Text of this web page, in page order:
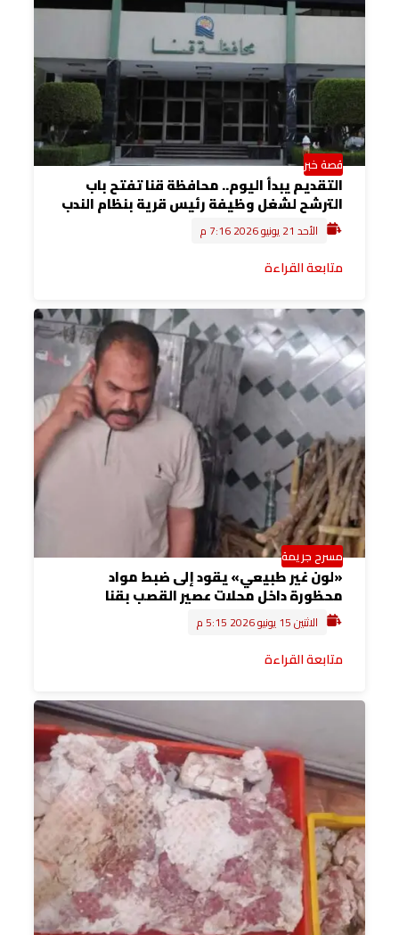
قصة خبر
التقديم يبدأ اليوم.. محافظة قنا تفتح باب
الترشح لشغل وظيفة رئيس قرية بنظام الندب
الأحد 21 يونيو 2026 7:16 م
متابعة القراءة
مسرح جريمة
«لون غير طبيعي» يقود إلى ضبط مواد
محظورة داخل محلات عصير القصب بقنا
الاثنين 15 يونيو 2026 5:15 م
متابعة القراءة